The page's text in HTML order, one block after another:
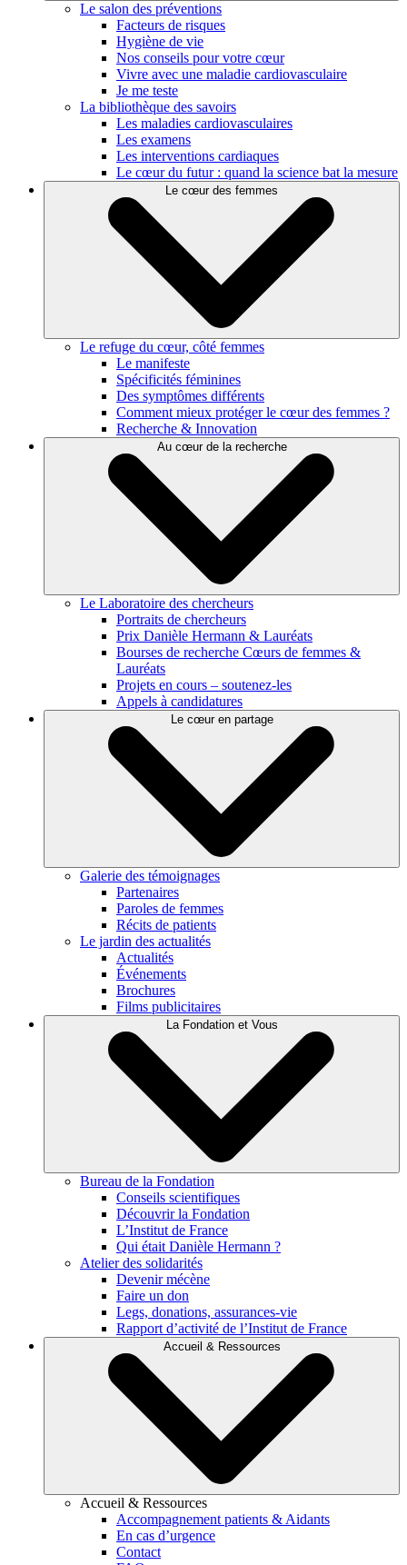
Le salon des préventions
Facteurs de risques
Hygiène de vie
Nos conseils pour votre cœur
Vivre avec une maladie cardiovasculaire
Je me teste
La bibliothèque des savoirs
Les maladies cardiovasculaires
Les examens
Les interventions cardiaques
Le cœur du futur : quand la science bat la mesure
Le cœur des femmes
Le refuge du cœur, côté femmes
Le manifeste
Spécificités féminines
Des symptômes différents
Comment mieux protéger le cœur des femmes ?
Recherche & Innovation
Au cœur de la recherche
Le Laboratoire des chercheurs
Portraits de chercheurs
Prix Danièle Hermann & Lauréats
Bourses de recherche Cœurs de femmes &
Lauréats
Projets en cours – soutenez-les
Appels à candidatures
Le cœur en partage
Galerie des témoignages
Partenaires
Paroles de femmes
Récits de patients
Le jardin des actualités
Actualités
Événements
Brochures
Films publicitaires
La Fondation et Vous
Bureau de la Fondation
Conseils scientifiques
Découvrir la Fondation
L’Institut de France
Qui était Danièle Hermann ?
Atelier des solidarités
Devenir mécène
Faire un don
Legs, donations, assurances-vie
Rapport d’activité de l’Institut de France
Accueil & Ressources
Accueil & Ressources
Accompagnement patients & Aidants
En cas d’urgence
Contact